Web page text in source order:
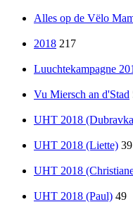
Alles op de Vëlo
2018 217
Luuchtekampagne
Vu Miersch an d'Stad
UHT 2018
UHT 2018 (Liette) 39
UHT 2018
UHT 2018 (Paul) 49